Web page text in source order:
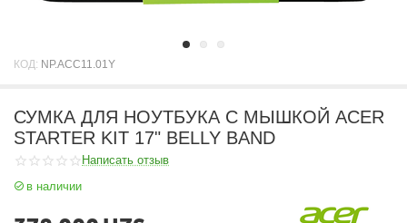
КОД: NP.ACC11.01Y
СУМКА ДЛЯ НОУТБУКА С МЫШКОЙ ACER
STARTER KIT 17" BELLY BAND
Написать отзыв
в наличии